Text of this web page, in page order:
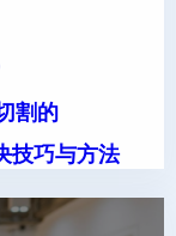
割的
技巧与方法